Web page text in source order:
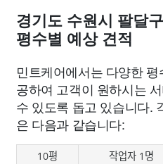
경기도 수원시 팔달
평수별 예상 견적
민트케어에서는 다양한
공하여 고객이 원하시는
수 있도록 돕고 있습니다.
은 다음과 같습니다:
10평 작업자 1명